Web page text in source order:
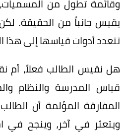
وقائمة تطول من
يقيس جانباً من الحقيقة.
تتعدد أدوات قياسها إلى هذا
هل نقيس الطالب فعلاً، أم
قياس المدرسة والنظام
المفارقة المؤلمة أن
ويتعثر في آخر، وينجح في